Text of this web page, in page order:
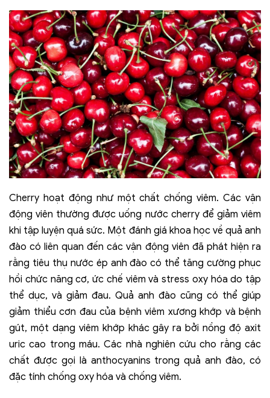
Cherry hoạt động như một chất chống viêm. Các vận
động viên thường được uống nước cherry để giảm viêm
khi tập luyện quá sức. Một đánh giá khoa học về quả anh
đào có liên quan đến các vận động viên đã phát hiện ra
rằng tiêu thụ nước ép anh đào có thể tăng cường phục
hồi chức năng cơ, ức chế viêm và stress oxy hóa do tập
thể dục, và giảm đau. Quả anh đào cũng có thể giúp
giảm thiểu cơn đau của bệnh viêm xương khớp và bệnh
gút, một dạng viêm khớp khác gây ra bởi nồng độ axit
uric cao trong máu. Các nhà nghiên cứu cho rằng các
chất được gọi là anthocyanins trong quả anh đào, có
đặc tính chống oxy hóa và chống viêm.